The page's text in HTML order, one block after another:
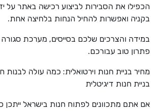
הכפילו את הסבירות לביצוע רכישה באתר על
בקניה ואפשרות להחיל הנחות בלחיצה אחת.
במידה והצרכים שלכם בסייסים, מערכת
פתרון טוב עבורכם.
מחיר בניית חנות וירטואלית: כמה עולה לבנות
בניית חנות דיגיטלית
אם אתם מתכוונים לפתוח חנות בישראל ייתכן